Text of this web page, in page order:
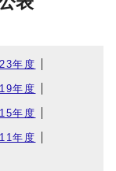
年度
年度
年度
年度